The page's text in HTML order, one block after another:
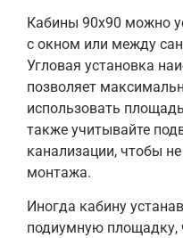
Кабины 90х90 можно
с окном или между
Угловая установка
позволяет
использовать
также учитывайте
канализации, чтобы
монтажа.
Иногда кабину
подиумную площадку,